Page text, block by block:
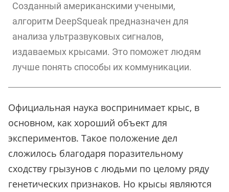
Созданный американскими учеными,
алгоритм DeepSqueak предназначен для
анализа ультразвуковых сигналов,
издаваемых крысами. Это поможет людям
лучше понять способы их коммуникации.
Официальная наука воспринимает крыс, в
основном, как хороший объект для
экспериментов. Такое положение дел
сложилось благодаря поразительному
сходству грызунов с людьми по целому ряду
генетических признаков. Но крысы являются